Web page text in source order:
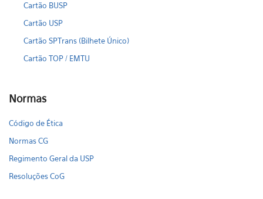
Cartão BUSP
Cartão USP
Cartão SPTrans (Bilhete Único)
Cartão TOP / EMTU
Normas
Código de Ética
Normas CG
Regimento Geral da USP
Resoluções CoG